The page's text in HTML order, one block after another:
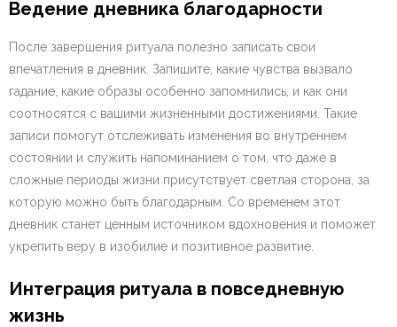
Ведение дневника благодарности
После завершения ритуала полезно записать свои
впечатления в дневник. Запишите, какие чувства вызвало
гадание, какие образы особенно запомнились, и как они
соотносятся с вашими жизненными достижениями. Такие
записи помогут отслеживать изменения во внутреннем
состоянии и служить напоминанием о том, что даже в
сложные периоды жизни присутствует светлая сторона, за
которую можно быть благодарным. Со временем этот
дневник станет ценным источником вдохновения и поможет
укрепить веру в изобилие и позитивное развитие.
Интеграция ритуала в повседневную
жизнь